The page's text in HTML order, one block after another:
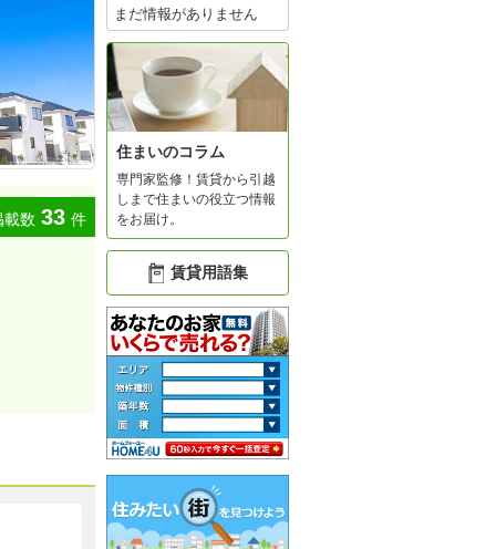
載数 33 件
まだ情報がありません
住まいのコラム
専門家監修！賃貸から引越
しまで住まいの役立つ情報
をお届け。
賃貸用語集